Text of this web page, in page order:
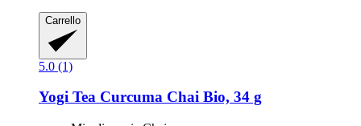
Carrello
5.0 (1)
Yogi Tea Curcuma Chai Bio, 34 g